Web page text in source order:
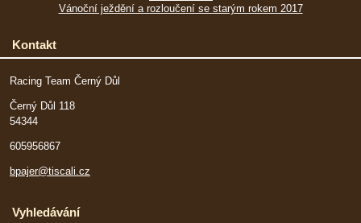
Vánoční ježdění a rozloučení se starým rokem 2017
Kontakt
Racing Team Černý Důl
Černý Důl 118
54344
605956867
bpajer@tiscali.cz
Vyhledávání